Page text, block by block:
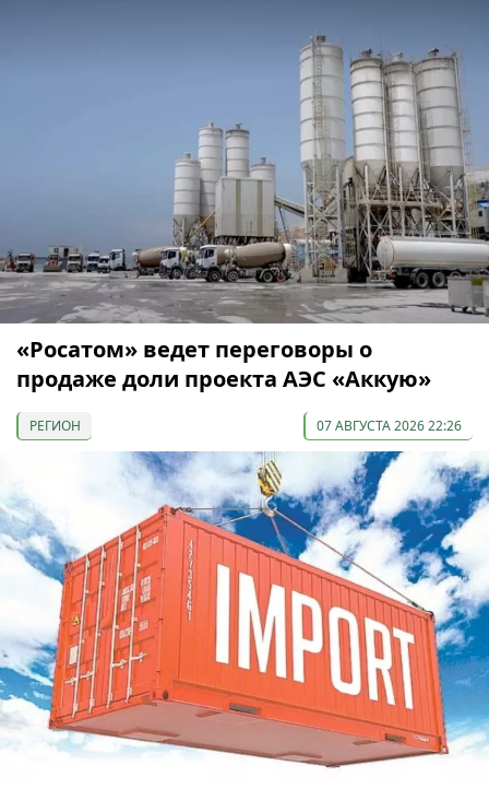
«Росатом» ведет переговоры о
продаже доли проекта АЭС «Аккую»
РЕГИОН 07 АВГУСТА 2026 22:26